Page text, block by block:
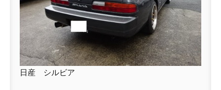
日産 シルビア